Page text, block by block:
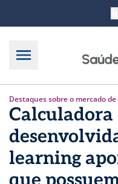
Destaques sobre o mercado
learning